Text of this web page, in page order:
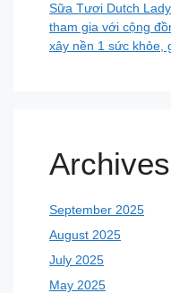
Sữa Tươi Dutch
tham gia với cộng
xây nền 1 sức khỏe,
Archives
September 2025
August 2025
July 2025
May 2025